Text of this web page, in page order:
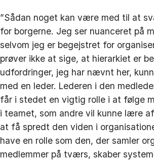
”Sådan noget kan være med til at
for borgerne. Jeg ser nuanceret på
selvom jeg er begejstret for
prøver ikke at sige, at hierarkiet er
udfordringer, jeg har nævnt her,
med en leder. Lederen i den
får i stedet en vigtig rolle i at følge
i teamet, som andre vil kunne lære
at få spredt den viden i
have en rolle som den, der samler
medlemmer på tværs, skaber